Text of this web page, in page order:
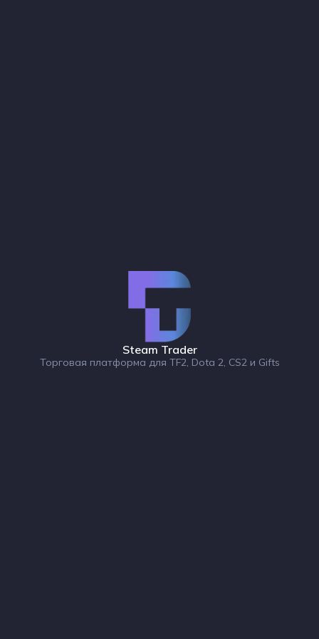
Steam Trader
Торговая платформа для TF2, Dota 2, CS2 и Gifts